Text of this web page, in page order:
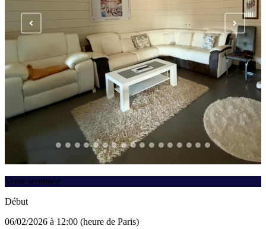
Vente terminée
Début
06/02/2026 à 12:00 (heure de Paris)